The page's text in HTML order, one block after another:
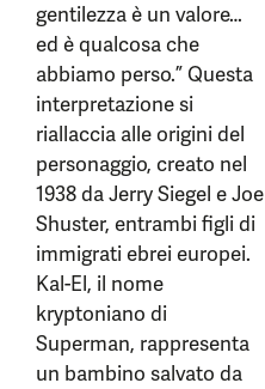
gentilezza è un valore…
ed è qualcosa che
abbiamo perso.” Questa
interpretazione si
riallaccia alle origini del
personaggio, creato nel
1938 da Jerry Siegel e Joe
Shuster, entrambi figli di
immigrati ebrei europei.
Kal-El, il nome
kryptoniano di
Superman, rappresenta
un bambino salvato da